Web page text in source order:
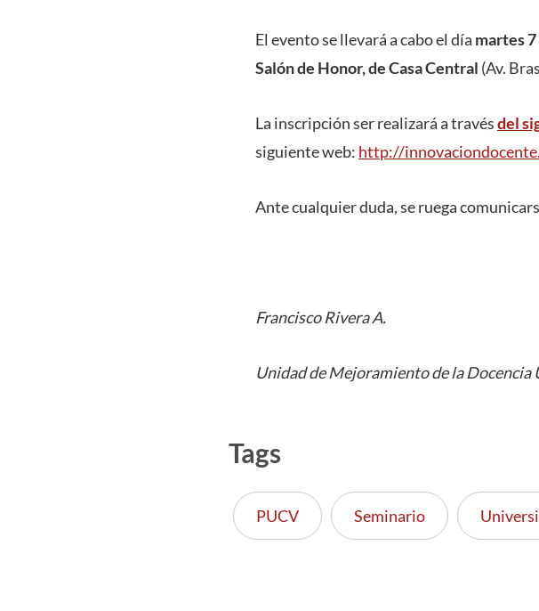
El evento se llevará a cabo el día martes
Salón de Honor, de Casa Central (Av.
La inscripción ser realizará a travésdel
siguiente web: http://
Ante cualquier duda, se ruega
Francisco Rivera A.
Unidad de Mejoramiento de la
Tags
PUCV Seminario